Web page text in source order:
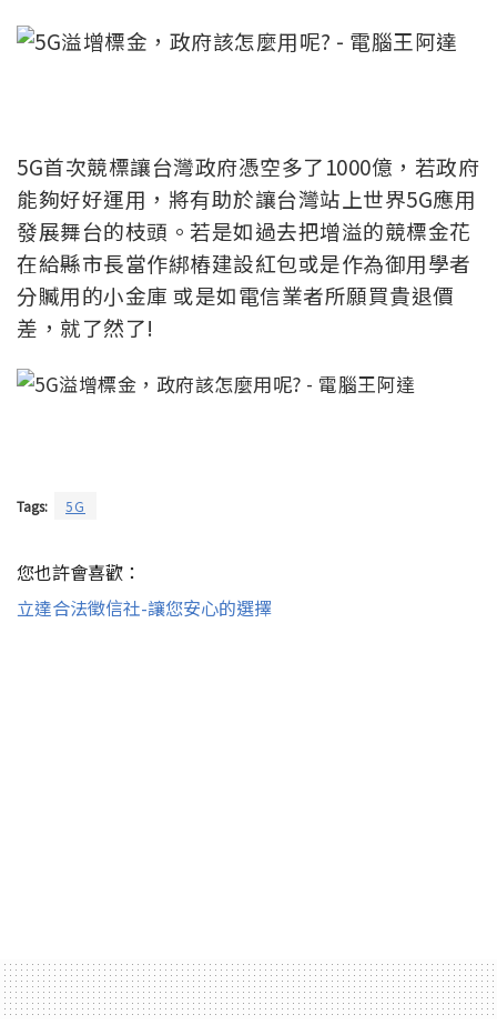
5G首次競標讓台灣政府憑空多了1000億，若政府
能夠好好運用，將有助於讓台灣站上世界5G應用
發展舞台的枝頭。若是如過去把增溢的競標金花
在給縣市長當作綁樁建設紅包或是作為御用學者
分贓用的小金庫 或是如電信業者所願買貴退價
差，就了然了!
Tags: 5G
您也許會喜歡：
立達合法徵信社-讓您安心的選擇